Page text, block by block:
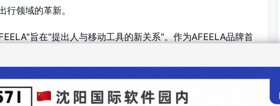
行领域的革新。
旨在"提出人与移动工具的新关系"。作为AFEELA品牌首
1，计划于2026年中期开始在美国加利福尼亚州交付。
公司将使用比上届更大的展台，展示AFEELA 1的先行量产车
为AFEELA新提案、首次公开的概念车型。整个展台将介绍